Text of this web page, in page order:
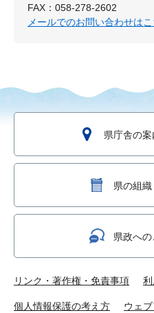
FAX：058-278-2602
メールでのお問い合わせはこ
県庁舎の
県の組
県政へ
リンク・著作権・免責事項
個人情報保護の考え方 ウェ